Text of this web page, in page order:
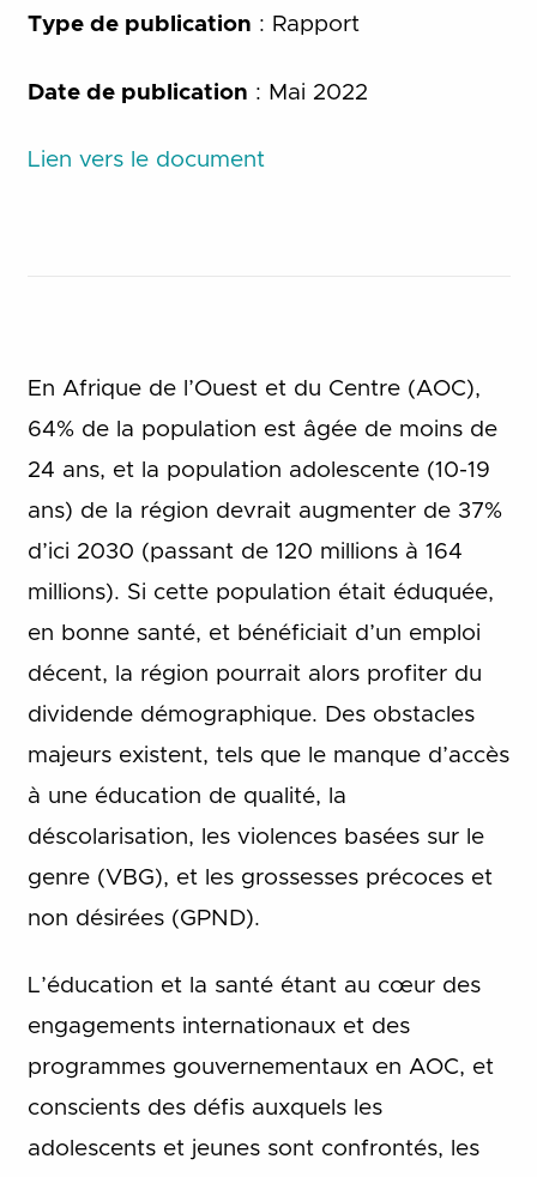
Type de publication : Rapport
Date de publication : Mai 2022
Lien vers le document
En Afrique de l’Ouest et du Centre (AOC),
64% de la population est âgée de moins de
24 ans, et la population adolescente (10-19
ans) de la région devrait augmenter de 37%
d’ici 2030 (passant de 120 millions à 164
millions). Si cette population était éduquée,
en bonne santé, et bénéficiait d’un emploi
décent, la région pourrait alors profiter du
dividende démographique. Des obstacles
majeurs existent, tels que le manque d’accès
à une éducation de qualité, la
déscolarisation, les violences basées sur le
genre (VBG), et les grossesses précoces et
non désirées (GPND).
L’éducation et la santé étant au cœur des
engagements internationaux et des
programmes gouvernementaux en AOC, et
conscients des défis auxquels les
adolescents et jeunes sont confrontés, les